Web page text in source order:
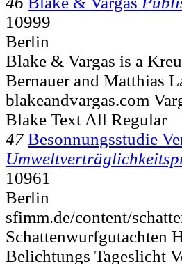
10999
Berlin
Blake & Vargas is a
Bernauer and Matthias
blakeandvargas.com
Blake Text All Regular
47 Besonnungsstudie
10961
Berlin
sfimm.de/content/
Schattenwurfgutachten
Belichtungs Tageslicht